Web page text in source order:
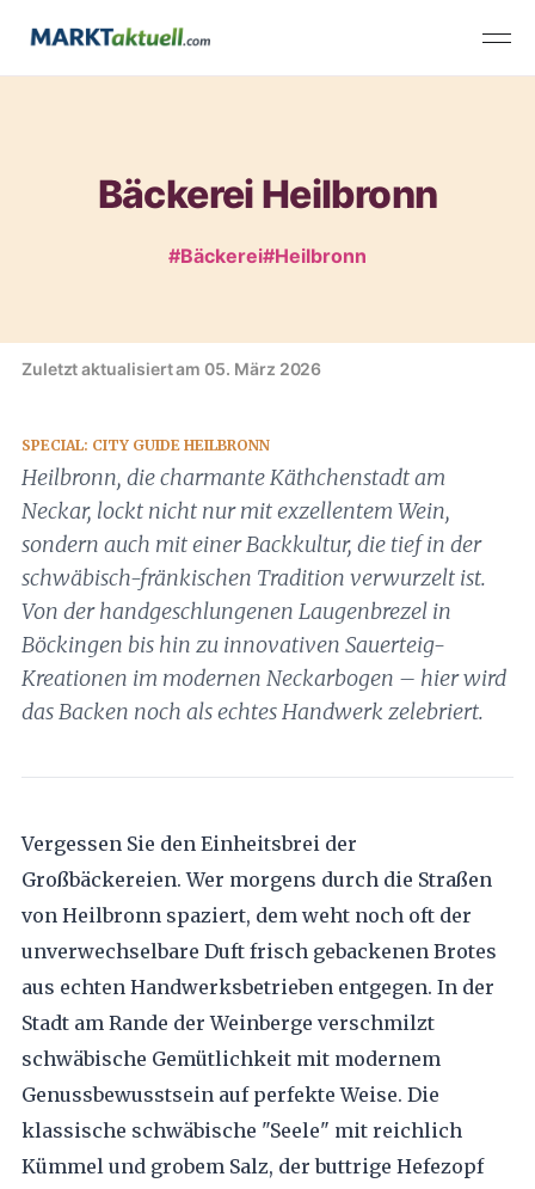
Bäckerei Heilbronn
#Bäckerei#Heilbronn
Zuletzt aktualisiert am 05. März 2026
SPECIAL: CITY GUIDE HEILBRONN
Heilbronn, die charmante Käthchenstadt am
Neckar, lockt nicht nur mit exzellentem Wein,
sondern auch mit einer Backkultur, die tief in der
schwäbisch-fränkischen Tradition verwurzelt ist.
Von der handgeschlungenen Laugenbrezel in
Böckingen bis hin zu innovativen Sauerteig-
Kreationen im modernen Neckarbogen – hier wird
das Backen noch als echtes Handwerk zelebriert.
Vergessen Sie den Einheitsbrei der
Großbäckereien. Wer morgens durch die Straßen
von Heilbronn spaziert, dem weht noch oft der
unverwechselbare Duft frisch gebackenen Brotes
aus echten Handwerksbetrieben entgegen. In der
Stadt am Rande der Weinberge verschmilzt
schwäbische Gemütlichkeit mit modernem
Genussbewusstsein auf perfekte Weise. Die
klassische schwäbische "Seele" mit reichlich
Kümmel und grobem Salz, der buttrige Hefezopf